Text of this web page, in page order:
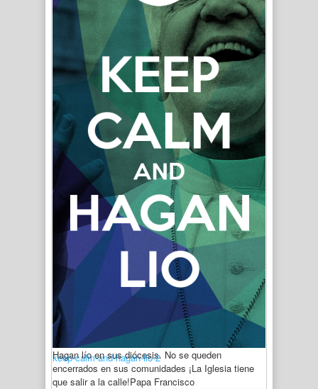
keep-calm-and-hagan-lio-2
Hagan lío en sus diócesis. No se queden
encerrados en sus comunidades ¡La Iglesia tiene
que salir a la calle!Papa Francisco